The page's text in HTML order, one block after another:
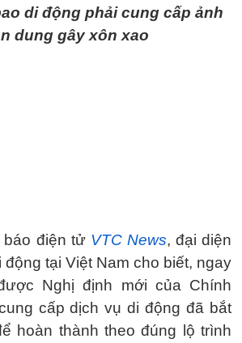
di động phải cung cấp ảnh
dung gây xôn xao
báo điện tử VTC News, đại diện
động tại Việt Nam cho biết, ngay
Nghị định mới của Chính
cấp dịch vụ di động đã bắt
hoàn thành theo đúng lộ trình